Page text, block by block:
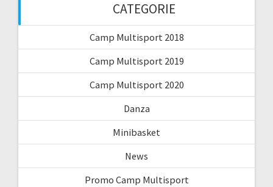
CATEGORIE
Camp Multisport 2018
Camp Multisport 2019
Camp Multisport 2020
Danza
Minibasket
News
Promo Camp Multisport